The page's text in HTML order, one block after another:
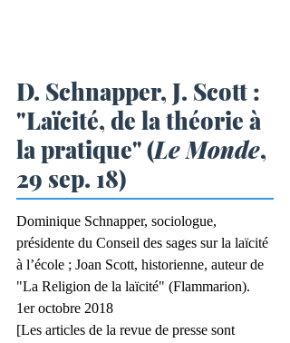
D. Schnapper, J. Scott :
"Laïcité, de la théorie à
la pratique" (Le Monde,
29 sep. 18)
Dominique Schnapper, sociologue,
présidente du Conseil des sages sur la laïcité
à l’école ; Joan Scott, historienne, auteur de
"La Religion de la laïcité" (Flammarion).
1er octobre 2018
[Les articles de la revue de presse sont